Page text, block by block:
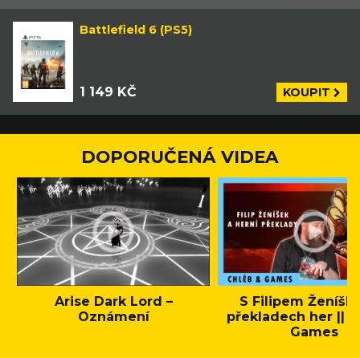
Battlefield 6 (PS5)
1 149 KČ KOUPIT
DOPORUČENÁ VIDEA
Arise Dark Lord –
Oznámení
S Filipem
překladech her ||
Games